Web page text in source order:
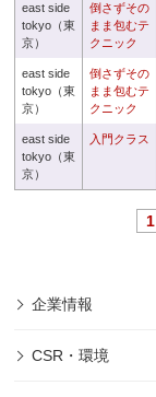
east side
tokyo（東
京）
倒さずその
まま包むテ
クニック
east side
tokyo（東
京）
倒さずその
まま包むテ
クニック
east side
tokyo（東
京）
入門クラス
1
企業情報
CSR・環境